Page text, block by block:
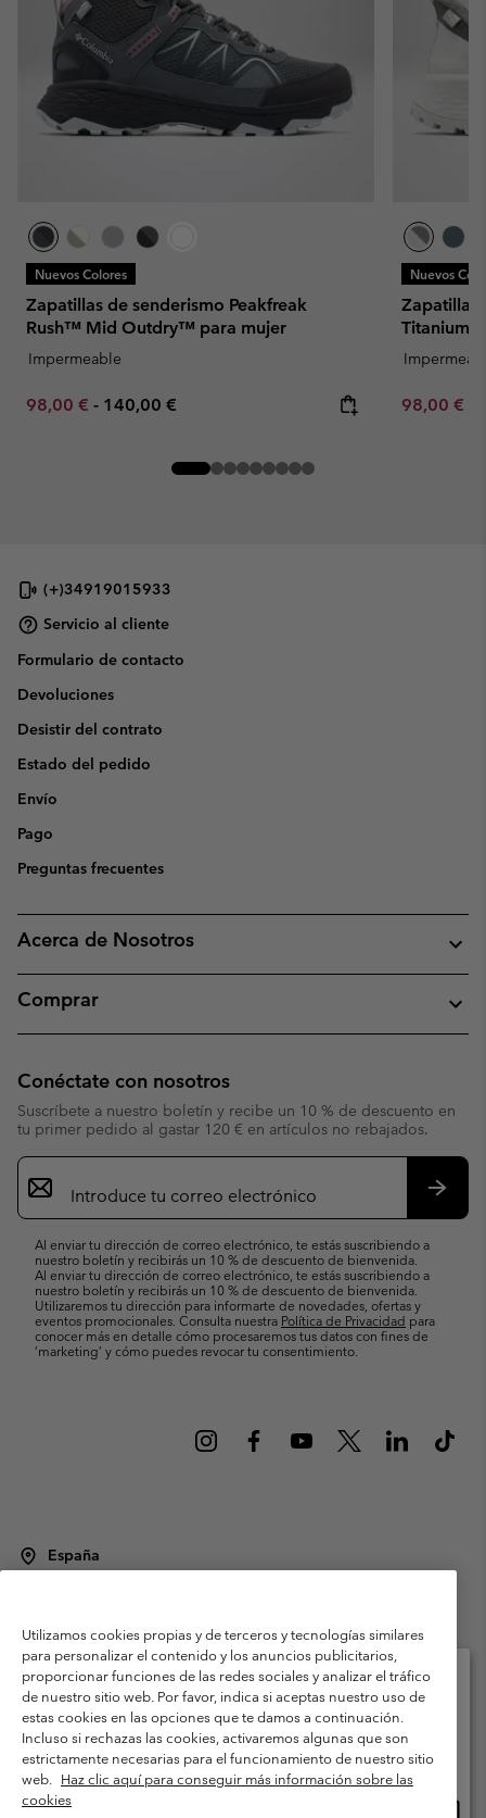
Nuevos Colores
Zapatillas de senderismo Peakfreak
Rush™ Mid Outdry™ para mujer
Impermeable
Minimum sale price:
98,00 € - Maximum price:
140,00 €
Nuevos
Zapatillas
Minimum
98,00 €
(+)34919015933
Servicio al cliente
Formulario de contacto
Devoluciones
Desistir del contrato
Estado del pedido
Envío
Pago
Preguntas frecuentes
Acerca de Nosotros
Comprar
Conéctate con nosotros
Suscríbete a nuestro boletín y recibe un 10 % de descuento en
tu primer pedido al gastar 120 € en artículos no rebajados.
Suscripción
de
correo
Al enviar tu dirección de correo electrónico, te estás suscribiendo a
nuestro boletín y recibirás un 10 % de descuento de bienvenida.
Al enviar tu dirección de correo electrónico, te estás suscribiendo a
nuestro boletín y recibirás un 10 % de descuento de bienvenida.
Utilizaremos tu dirección para informarte de novedades, ofertas y
eventos promocionales. Consulta nuestra Política de Privacidad para
conocer más en detalle cómo procesaremos tus datos con fines de
’marketing’ y cómo puedes revocar tu consentimiento.
España
Condiciones de uso
Terminos de Venta
Garantía
Política de Privacidad
Términos y condiciones del programa de miembros
Términos De Uso Del Contenido Generado Por Los Usuarios
Impressum
Cookies Public CBCR
Utilizamos cookies propias y de terceros y tecnologías similares
para personalizar el contenido y los anuncios publicitarios,
proporcionar funciones de las redes sociales y analizar el tráfico
de nuestro sitio web. Por favor, indica si aceptas nuestro uso de
estas cookies en las opciones que te damos a continuación.
Incluso si rechazas las cookies, activaremos algunas que son
estrictamente necesarias para el funcionamiento de nuestro sitio
web. Haz clic aquí para conseguir más información sobre las
cookies
Selecciona tu país e idioma envío
Compras en línea disponibles